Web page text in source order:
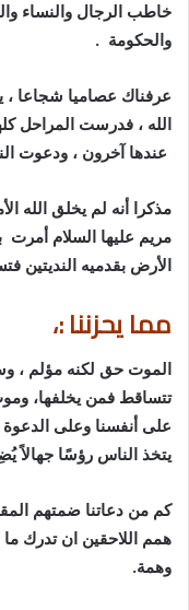
خاطب الرجال والنساء
والحكومة .
عرفناك عصاميا شجاعا ،
الله ، فدرست المراحل
عندها آخرون ، ودعوت
مذكرا أنه لم يخلق الله
مريم عليها السلام
الأرض بقدميه النديتين
مما يحزننا :،
الموت حق لكنه مؤلم ،
تتساقط فمن يخلفها،
على أنفسنا وعلى
يتخذ الناس رؤسًا جهالاً
كم من دعاتنا ضمتهم
همم اللاحقين ان تدرك
وهمة.